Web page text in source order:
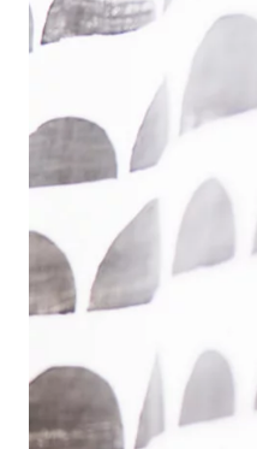
Ponuđač:
Trajanje
Kolačić
Trajanje